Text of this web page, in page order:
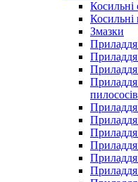
Косильні
Косильні
Змазки
Приладдя
Приладдя
пилососів
Приладдя
Приладдя
Приладдя
Приладдя
Приладдя